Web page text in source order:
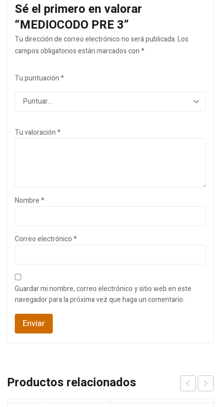
Sé el primero en valorar
“MEDIOCODO PRE 3”
Tu dirección de correo electrónico no será publicada.Los
campos obligatorios están marcados con*
Tu puntuación*
Tu valoración*
Nombre*
Correo electrónico*
Guardar mi nombre, correo electrónico y sitio web en este
navegador para la próxima vez que haga un comentario.
Productos relacionados